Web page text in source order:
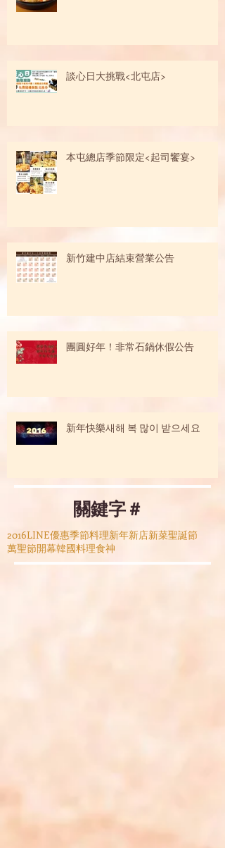
關鍵字＃
談心日大挑戰<北屯店>
本屯總店季節限定<起司饗宴>
新竹建中店結束營業公告
團圓好年！非常石鍋休假公告
新年快樂새해 복 많이 받으세요
2016LINE優惠季節料理新年新店新菜聖誕節
萬聖節開幕韓國料理食神